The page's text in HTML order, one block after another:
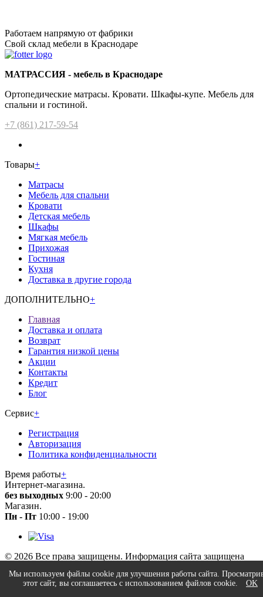
Мы используем файлы cookie для улучшения работы сайта.
этот сайт, вы соглашаетесь с использованием файлов cookie.
OK
Работаем напрямую от фабрики
Свой склад мебели в Краснодаре
МАТРАССИЯ - мебель в Краснодаре
Ортопедические матрасы. Кровати. Шкафы-купе. Мебель для
спальни и гостиной.
+7 (861) 217-59-54
Товары+
Матрасы
Мебель для спальни
Кровати
Детская мебель
Шкафы
Мягкая мебель
Прихожая
Гостиная
Кухня
Доставка в другие города
ДОПОЛНИТЕЛЬНО+
Главная
Доставка и оплата
Возврат
Гарантия низкой цены
Акции
Контакты
Кредит
Блог
Сервис+
Регистрация
Авторизация
Политика конфиденциальности
Время работы+
Интернет-магазина.
без выходных 9:00 - 20:00
Магазин.
Пн - Пт 10:00 - 19:00
© 2026 Все права защищены. Информация сайта защищена
справочный характер и не является публичной офертой.